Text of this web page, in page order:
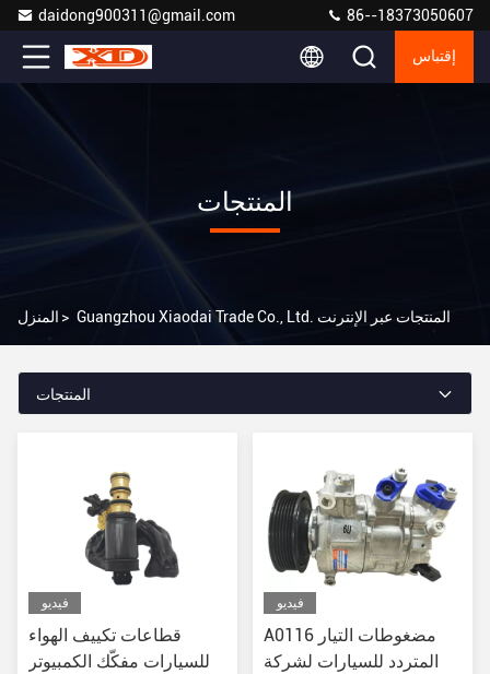
daidong900311@gmail.com 86--18373050607
إقتباس
المنتجات
المنزل > Guangzhou Xiaodai Trade Co., Ltd. المنتجات عبر الإنترنت
المنتجات
فيديو
قطاعات تكييف الهواء
للسيارات مفكّك الكمبيوتر
فيديو
A0116 مضغوطات التيار
المتردد للسيارات لشركة